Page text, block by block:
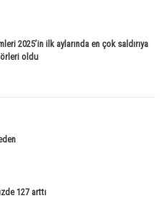
2025’in ilk aylarında en çok saldırıya
oldu
127 arttı